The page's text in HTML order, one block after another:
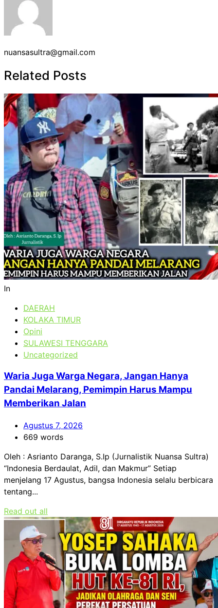
nuansasultra@gmail.com
Related Posts
In
DAERAH
KOLAKA TIMUR
Opini
SULAWESI TENGGARA
Uncategorized
Waria Juga Warga Negara, Jangan Hanya
Pandai Melarang, Pemimpin Harus Mampu
Memberikan Jalan
Agustus 7, 2026
669 words
Oleh : Asrianto Daranga, S.Ip (Jurnalistik Nuansa Sultra)
“Indonesia Berdaulat, Adil, dan Makmur” Setiap
menjelang 17 Agustus, bangsa Indonesia selalu berbicara
tentang...
Read out all